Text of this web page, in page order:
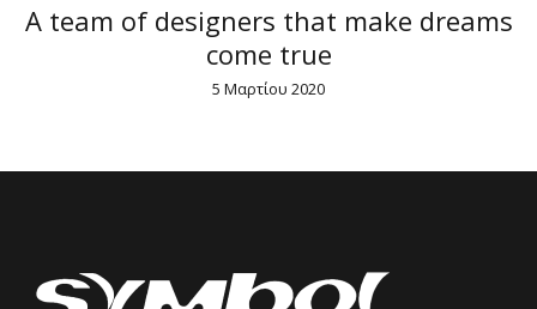
A team of designers that make dreams
come true
5 Μαρτίου 2020